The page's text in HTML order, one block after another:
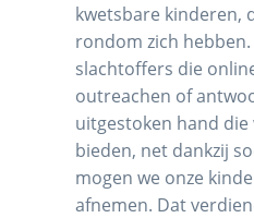
kwetsbare kinderen,
rondom zich hebben.
slachtoffers die
outreachen of
uitgestoken hand die
bieden, net dankzij
mogen we onze
afnemen. Dat